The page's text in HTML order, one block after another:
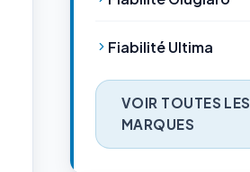
Fiabilité Ultima
VOIR TOUTES LES
MARQUES